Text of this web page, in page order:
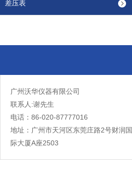
差压表
广州沃华仪器有限公司
联系人:谢先生
电话：86-020-87777016
地址：广州市天河区东莞庄路2号财润国
际大厦A座2503